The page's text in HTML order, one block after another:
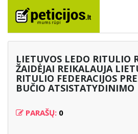
LIETUVOS LEDO RITULIO
ŽAIDĖJAI REIKALAUJA
RITULIO FEDERACIJOS
BUČIO ATSISTATYDINIMO
PARAŠŲ: 0